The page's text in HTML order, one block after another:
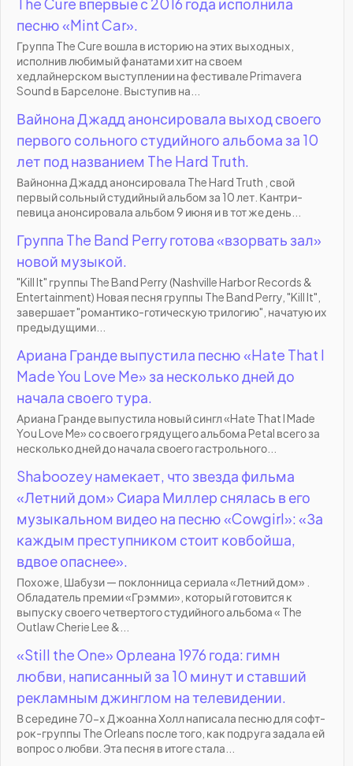
песню «Mint Car».
Группа The Cure вошла в историю на этих выходных,
исполнив любимый фанатами хит на своем
хедлайнерском выступлении на фестивале Primavera
Sound в Барселоне. Выступив на...
Вайнона Джадд анонсировала выход своего
первого сольного студийного альбома за 10
лет под названием The Hard Truth.
Вайнонна Джадд анонсировала The Hard Truth , свой
первый сольный студийный альбом за 10 лет. Кантри-
певица анонсировала альбом 9 июня и в тот же день...
Группа The Band Perry готова «взорвать зал»
новой музыкой.
"Kill It" группы The Band Perry (Nashville Harbor Records &
Entertainment) Новая песня группы The Band Perry, "Kill It",
завершает "романтико-готическую трилогию", начатую их
предыдущими...
Ариана Гранде выпустила песню «Hate That I
Made You Love Me» за несколько дней до
начала своего тура.
Ариана Гранде выпустила новый сингл «Hate That I Made
You Love Me» со своего грядущего альбома Petal всего за
несколько дней до начала своего гастрольного...
Shaboozey намекает, что звезда фильма
«Летний дом» Сиара Миллер снялась в его
музыкальном видео на песню «Cowgirl»: «За
каждым преступником стоит ковбойша,
вдвое опаснее».
Похоже, Шабузи — поклонница сериала «Летний дом» .
Обладатель премии «Грэмми», который готовится к
выпуску своего четвертого студийного альбома « The
Outlaw Cherie Lee &...
«Still the One» Орлеана 1976 года: гимн
любви, написанный за 10 минут и ставший
рекламным джинглом на телевидении.
В середине 70-х Джоанна Холл написала песню для софт-
рок-группы The Orleans после того, как подруга задала ей
вопрос о любви. Эта песня в итоге стала...